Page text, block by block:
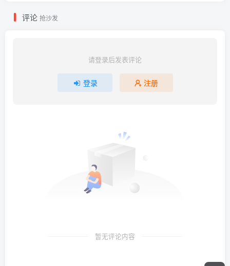
评论 抢沙发
请登录后发表评论
登录 注册
暂无评论内容